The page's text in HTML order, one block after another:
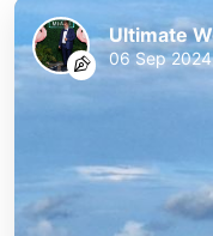
06 Sep 2024